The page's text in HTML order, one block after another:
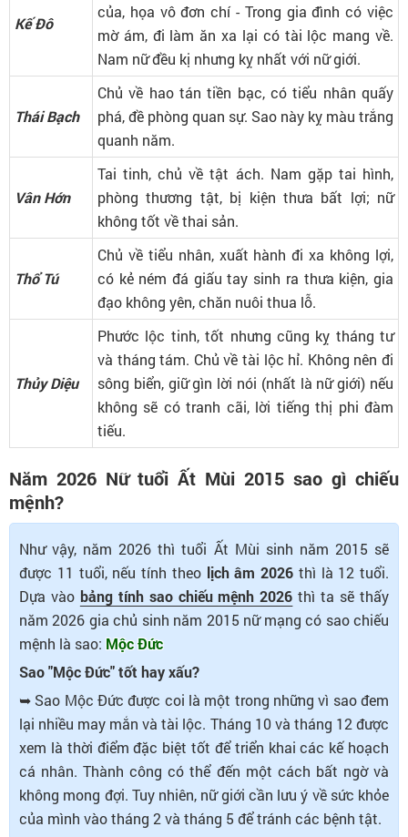
Kế Đô
của, họa vô đơn chí - Trong gia đình có việc
mờ ám, đi làm ăn xa lại có tài lộc mang về.
Nam nữ đều kị nhưng kỵ nhất với nữ giới.
Thái Bạch
Chủ về hao tán tiền bạc, có tiểu nhân quấy
phá, đề phòng quan sự. Sao này kỵ màu trắng
quanh năm.
Vân Hớn
Tai tinh, chủ về tật ách. Nam gặp tai hình,
phòng thương tật, bị kiện thưa bất lợi; nữ
không tốt về thai sản.
Thổ Tú
Chủ về tiểu nhân, xuất hành đi xa không lợi,
có kẻ ném đá giấu tay sinh ra thưa kiện, gia
đạo không yên, chăn nuôi thua lỗ.
Thủy Diệu
Phước lộc tinh, tốt nhưng cũng kỵ tháng tư
và tháng tám. Chủ về tài lộc hỉ. Không nên đi
sông biển, giữ gìn lời nói (nhất là nữ giới) nếu
không sẽ có tranh cãi, lời tiếng thị phi đàm
tiếu.
Năm 2026 Nữ tuổi Ất Mùi 2015 sao gì chiếu
mệnh?
Như vậy, năm 2026 thì tuổi Ất Mùi sinh năm 2015 sẽ
được 11 tuổi, nếu tính theo lịch âm 2026 thì là 12 tuổi.
Dựa vào bảng tính sao chiếu mệnh 2026 thì ta sẽ thấy
năm 2026 gia chủ sinh năm 2015 nữ mạng có sao chiếu
mệnh là sao: Mộc Đức
Sao "Mộc Đức" tốt hay xấu?
➥ Sao Mộc Đức được coi là một trong những vì sao đem
lại nhiều may mắn và tài lộc. Tháng 10 và tháng 12 được
xem là thời điểm đặc biệt tốt để triển khai các kế hoạch
cá nhân. Thành công có thể đến một cách bất ngờ và
không mong đợi. Tuy nhiên, nữ giới cần lưu ý về sức khỏe
của mình vào tháng 2 và tháng 5 để tránh các bệnh tật.